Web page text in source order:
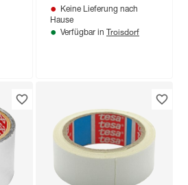
Keine Lieferung nach
Hause
Verfügbar in Troisdorf